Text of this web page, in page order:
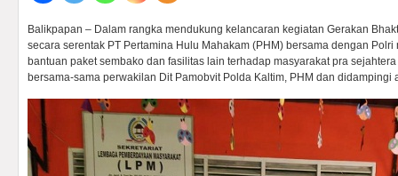
Balikpapan – Dalam rangka mendukung kelancaran kegiatan Gerakan
secara serentak PT Pertamina Hulu Mahakam (PHM) bersama dengan
bantuan paket sembako dan fasilitas lain terhadap masyarakat pra
bersama-sama perwakilan Dit Pamobvit Polda Kaltim, PHM dan didampingi